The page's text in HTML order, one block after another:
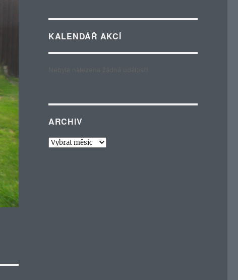
KALENDÁŘ AKCÍ
ARCHIV
Archiv